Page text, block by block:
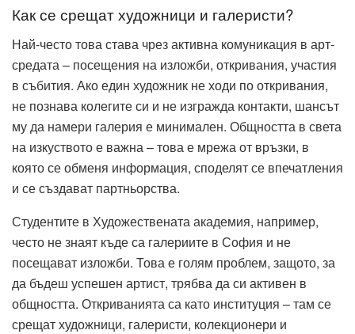
Как се срещат художници и галеристи?
Най-често това става чрез активна комуникация в арт-
средата – посещения на изложби, откривания, участия
в събития. Ако един художник не ходи по откривания,
не познава колегите си и не изгражда контакти, шансът
му да намери галерия е минимален. Общността в света
на изкуството е важна – това е мрежа от връзки, в
която се обменя информация, споделят се впечатления
и се създават партньорства.
Студентите в Художествената академия, например,
често не знаят къде са галериите в София и не
посещават изложби. Това е голям проблем, защото, за
да бъдеш успешен артист, трябва да си активен в
общността. Откриванията са като институция – там се
срещат художници, галеристи, колекционери и